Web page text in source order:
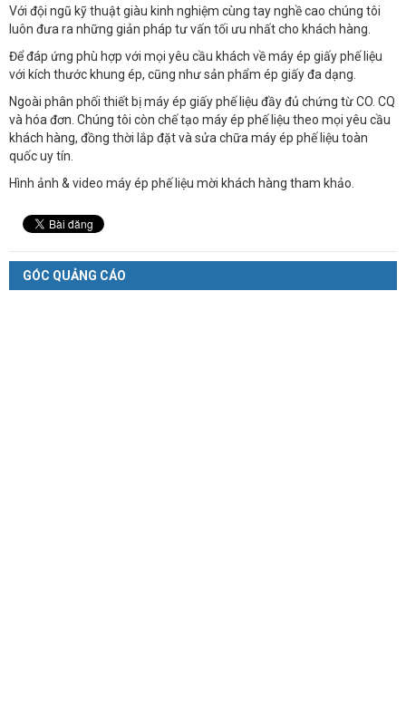
Với đội ngũ kỹ thuật giàu kinh nghiệm cùng tay nghề cao chúng tôi
luôn đưa ra những giản pháp tư vấn tối ưu nhất cho khách hàng.
Để đáp ứng phù hợp với mọi yêu cầu khách về máy ép giấy phế liệu
với kích thước khung ép, cũng như sản phẩm ép giấy đa dạng.
Ngoài phân phối thiết bị máy ép giấy phế liệu đầy đủ chứng từ CO. CQ
và hóa đơn. Chúng tôi còn chế tạo máy ép phế liệu theo mọi yêu cầu
khách hàng, đồng thời lắp đặt và sửa chữa máy ép phế liệu toàn
quốc uy tín.
Hình ảnh & video máy ép phế liệu mời khách hàng tham khảo.
GÓC QUẢNG CÁO